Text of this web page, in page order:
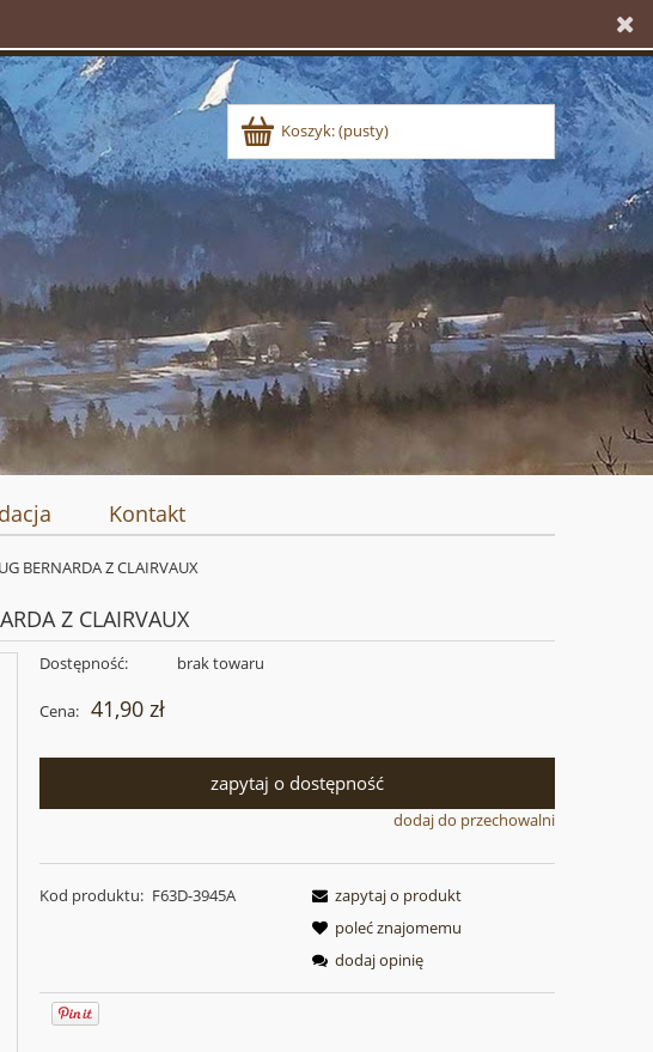
Koszyk:(pusty)
Kontakt
BERNARDA Z CLAIRVAUX
Z CLAIRVAUX
Dostępność: brak towaru
Cena: 41,90 zł
zapytaj o dostępność
dodaj do przechowalni
Kod produktu: F63D-3945A
zapytaj o produkt
poleć znajomemu
dodaj opinię